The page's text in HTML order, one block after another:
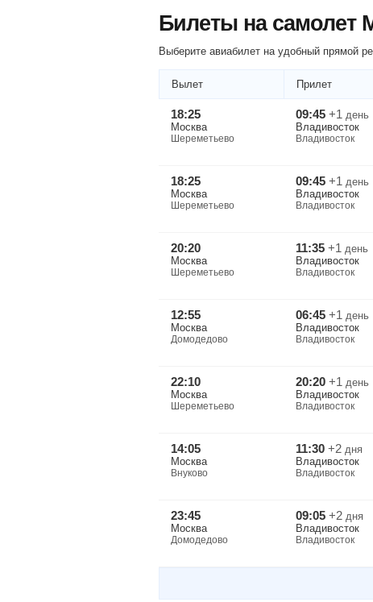
Билеты на самолет
Выберите авиабилет на удобный прямой
Вылет Прилет
18:25
Москва
Шереметьево
09:45 +1 день
Владивосток
Владивосток
18:25
Москва
Шереметьево
09:45 +1 день
Владивосток
Владивосток
20:20
Москва
Шереметьево
11:35 +1 день
Владивосток
Владивосток
12:55
Москва
Домодедово
06:45 +1 день
Владивосток
Владивосток
22:10
Москва
Шереметьево
20:20 +1 день
Владивосток
Владивосток
14:05
Москва
Внуково
11:30 +2 дня
Владивосток
Владивосток
23:45
Москва
Домодедово
09:05 +2 дня
Владивосток
Владивосток